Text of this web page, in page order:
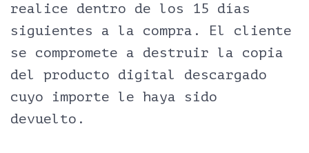
realice dentro de los 15 días
siguientes a la compra. El cliente
se compromete a destruir la copia
del producto digital descargado
cuyo importe le haya sido
devuelto.